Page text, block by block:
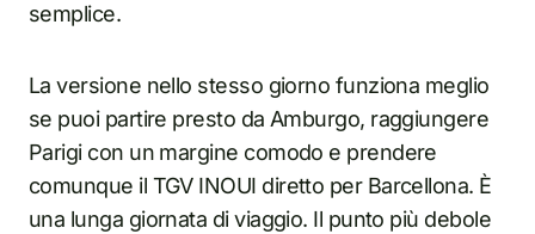
semplice.
La versione nello stesso giorno funziona meglio
se puoi partire presto da Amburgo, raggiungere
Parigi con un margine comodo e prendere
comunque il TGV INOUI diretto per Barcellona. È
una lunga giornata di viaggio. Il punto più debole